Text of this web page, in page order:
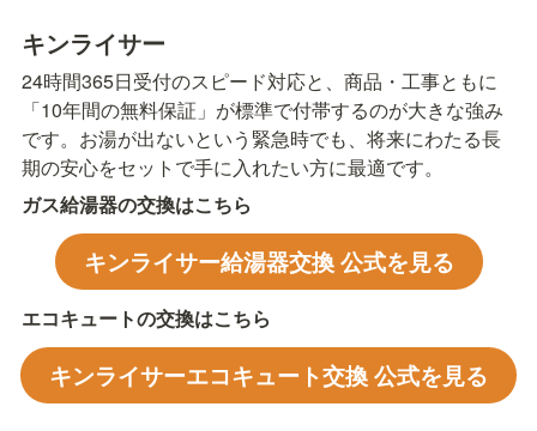
キンライサー
24時間365日受付のスピード対応と、商品・工事ともに
「10年間の無料保証」が標準で付帯するのが大きな強み
です。お湯が出ないという緊急時でも、将来にわたる長
期の安心をセットで手に入れたい方に最適です。
ガス給湯器の交換はこちら
キンライサー給湯器交換 公式を見る
エコキュートの交換はこちら
キンライサーエコキュート交換 公式を見る